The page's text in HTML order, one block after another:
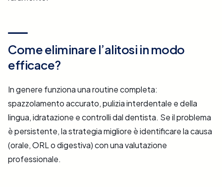
Come eliminare l’alitosi in modo
efficace?
In genere funziona una routine completa:
spazzolamento accurato, pulizia interdentale e della
lingua, idratazione e controlli dal dentista. Se il problema
è persistente, la strategia migliore è identificare la causa
(orale, ORL o digestiva) con una valutazione
professionale.